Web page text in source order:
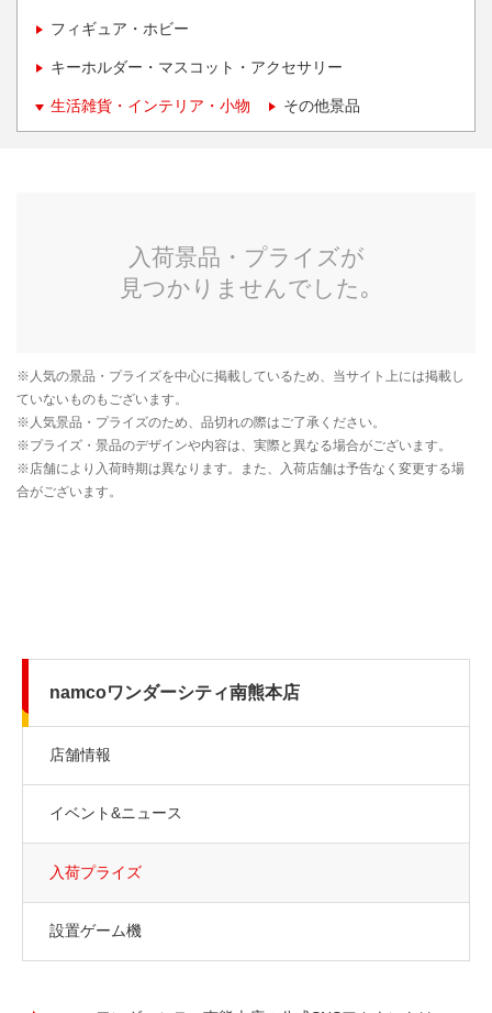
フィギュア・ホビー
キーホルダー・マスコット・アクセサリー
生活雑貨・インテリア・小物 その他景品
namcoワンダーシティ南熊本店
店舗情報
イベント&ニュース
入荷プライズ
設置ゲーム機